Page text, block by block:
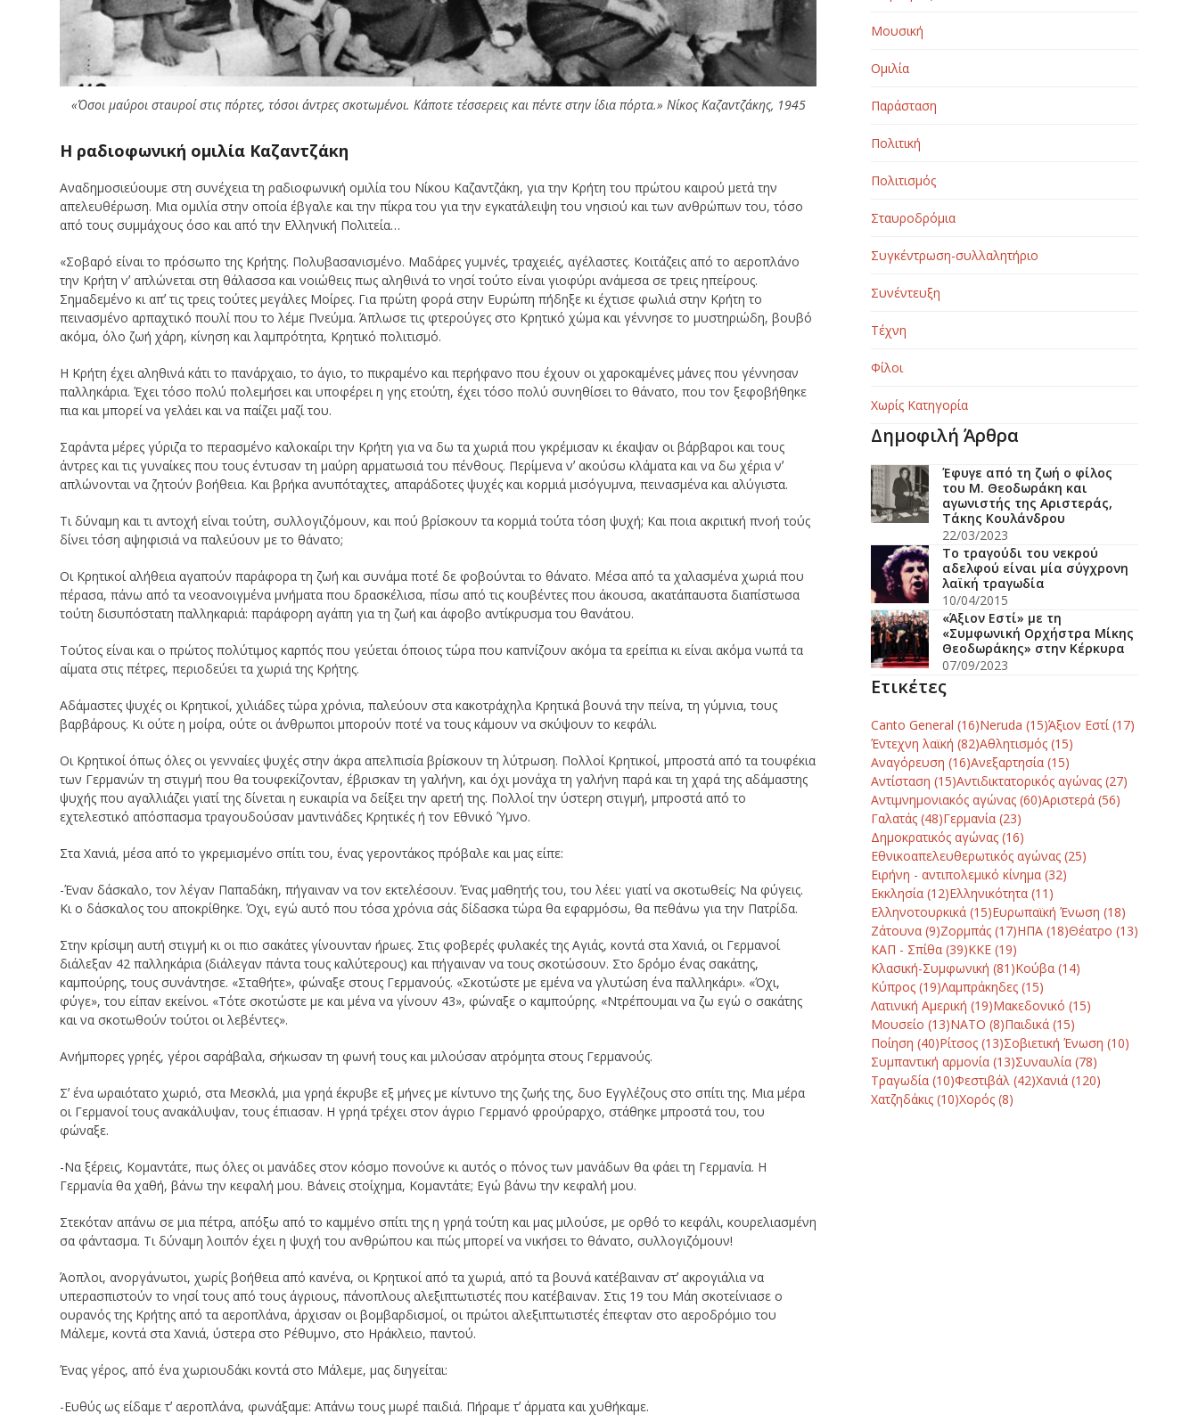
«Όσοι μαύροι σταυροί στις πόρτες, τόσοι άντρες σκοτωμένοι. Κάποτε τέσσερεις και πέντε στην ίδια πόρτα.» Νίκος Καζαντζάκης, 1945
Η ραδιοφωνική ομιλία Καζαντζάκη
Αναδημοσιεύουμε στη συνέχεια τη ραδιοφωνική ομιλία του Νίκου Καζαντζάκη, για την Κρήτη του πρώτου καιρού μετά την
απελευθέρωση. Μια ομιλία στην οποία έβγαλε και την πίκρα του για την εγκατάλειψη του νησιού και των ανθρώπων του, τόσο
από τους συμμάχους όσο και από την Ελληνική Πολιτεία…
«Σοβαρό είναι το πρόσωπο της Κρήτης. Πολυβασανισμένο. Μαδάρες γυμνές, τραχειές, αγέλαστες. Κοιτάζεις από το αεροπλάνο
την Κρήτη νʼ απλώνεται στη θάλασσα και νοιώθεις πως αληθινά το νησί τούτο είναι γιοφύρι ανάμεσα σε τρεις ηπείρους.
Σημαδεμένο κι απʼ τις τρεις τούτες μεγάλες Μοίρες. Για πρώτη φορά στην Ευρώπη πήδηξε κι έχτισε φωλιά στην Κρήτη το
πεινασμένο αρπαχτικό πουλί που το λέμε Πνεύμα. Άπλωσε τις φτερούγες στο Κρητικό χώμα και γέννησε το μυστηριώδη, βουβό
ακόμα, όλο ζωή χάρη, κίνηση και λαμπρότητα, Κρητικό πολιτισμό.
Η Κρήτη έχει αληθινά κάτι το πανάρχαιο, το άγιο, το πικραμένο και περήφανο που έχουν οι χαροκαμένες μάνες που γέννησαν
παλληκάρια. Έχει τόσο πολύ πολεμήσει και υποφέρει η γης ετούτη, έχει τόσο πολύ συνηθίσει το θάνατο, που τον ξεφοβήθηκε
πια και μπορεί να γελάει και να παίζει μαζί του.
Σαράντα μέρες γύριζα το περασμένο καλοκαίρι την Κρήτη για να δω τα χωριά που γκρέμισαν κι έκαψαν οι βάρβαροι και τους
άντρες και τις γυναίκες που τους έντυσαν τη μαύρη αρματωσιά του πένθους. Περίμενα νʼ ακούσω κλάματα και να δω χέρια νʼ
απλώνονται να ζητούν βοήθεια. Και βρήκα ανυπόταχτες, απαράδοτες ψυχές και κορμιά μισόγυμνα, πεινασμένα και αλύγιστα.
Τι δύναμη και τι αντοχή είναι τούτη, συλλογιζόμουν, και πού βρίσκουν τα κορμιά τούτα τόση ψυχή; Και ποια ακριτική πνοή τούς
δίνει τόση αψηφισιά να παλεύουν με το θάνατο;
Οι Κρητικοί αλήθεια αγαπούν παράφορα τη ζωή και συνάμα ποτέ δε φοβούνται το θάνατο. Μέσα από τα χαλασμένα χωριά που
πέρασα, πάνω από τα νεοανοιγμένα μνήματα που δρασκέλισα, πίσω από τις κουβέντες που άκουσα, ακατάπαυστα διαπίστωσα
τούτη δισυπόστατη παλληκαριά: παράφορη αγάπη για τη ζωή και άφοβο αντίκρυσμα του θανάτου.
Τούτος είναι και ο πρώτος πολύτιμος καρπός που γεύεται όποιος τώρα που καπνίζουν ακόμα τα ερείπια κι είναι ακόμα νωπά τα
αίματα στις πέτρες, περιοδεύει τα χωριά της Κρήτης.
Αδάμαστες ψυχές οι Κρητικοί, χιλιάδες τώρα χρόνια, παλεύουν στα κακοτράχηλα Κρητικά βουνά την πείνα, τη γύμνια, τους
βαρβάρους. Κι ούτε η μοίρα, ούτε οι άνθρωποι μπορούν ποτέ να τους κάμουν να σκύψουν το κεφάλι.
Οι Κρητικοί όπως όλες οι γενναίες ψυχές στην άκρα απελπισία βρίσκουν τη λύτρωση. Πολλοί Κρητικοί, μπροστά από τα τουφέκια
των Γερμανών τη στιγμή που θα τουφεκίζονταν, έβρισκαν τη γαλήνη, και όχι μονάχα τη γαλήνη παρά και τη χαρά της αδάμαστης
ψυχής που αγαλλιάζει γιατί της δίνεται η ευκαιρία να δείξει την αρετή της. Πολλοί την ύστερη στιγμή, μπροστά από το
εχτελεστικό απόσπασμα τραγουδούσαν μαντινάδες Κρητικές ή τον Εθνικό Ύμνο.
Στα Χανιά, μέσα από το γκρεμισμένο σπίτι του, ένας γεροντάκος πρόβαλε και μας είπε:
-Έναν δάσκαλο, τον λέγαν Παπαδάκη, πήγαιναν να τον εκτελέσουν. Ένας μαθητής του, του λέει: γιατί να σκοτωθείς; Να φύγεις.
Κι ο δάσκαλος του αποκρίθηκε. Όχι, εγώ αυτό που τόσα χρόνια σάς δίδασκα τώρα θα εφαρμόσω, θα πεθάνω για την Πατρίδα.
Στην κρίσιμη αυτή στιγμή κι οι πιο σακάτες γίνουνταν ήρωες. Στις φοβερές φυλακές της Αγιάς, κοντά στα Χανιά, οι Γερμανοί
διάλεξαν 42 παλληκάρια (διάλεγαν πάντα τους καλύτερους) και πήγαιναν να τους σκοτώσουν. Στο δρόμο ένας σακάτης,
καμπούρης, τους συνάντησε. «Σταθήτε», φώναξε στους Γερμανούς. «Σκοτώστε με εμένα να γλυτώση ένα παλληκάρι». «Όχι,
φύγε», του είπαν εκείνοι. «Τότε σκοτώστε με και μένα να γίνουν 43», φώναξε ο καμπούρης. «Ντρέπουμαι να ζω εγώ ο σακάτης
και να σκοτωθούν τούτοι οι λεβέντες».
Ανήμπορες γρηές, γέροι σαράβαλα, σήκωσαν τη φωνή τους και μιλούσαν ατρόμητα στους Γερμανούς.
Σʼ ένα ωραιότατο χωριό, στα Μεσκλά, μια γρηά έκρυβε εξ μήνες με κίντυνο της ζωής της, δυο Εγγλέζους στο σπίτι της. Μια μέρα
οι Γερμανοί τους ανακάλυψαν, τους έπιασαν. Η γρηά τρέχει στον άγριο Γερμανό φρούραρχο, στάθηκε μπροστά του, του
φώναξε.
-Να ξέρεις, Κομαντάτε, πως όλες οι μανάδες στον κόσμο πονούνε κι αυτός ο πόνος των μανάδων θα φάει τη Γερμανία. Η
Γερμανία θα χαθή, βάνω την κεφαλή μου. Βάνεις στοίχημα, Κομαντάτε; Εγώ βάνω την κεφαλή μου.
Στεκόταν απάνω σε μια πέτρα, απόξω από το καμμένο σπίτι της η γρηά τούτη και μας μιλούσε, με ορθό το κεφάλι, κουρελιασμένη
σα φάντασμα. Τι δύναμη λοιπόν έχει η ψυχή του ανθρώπου και πώς μπορεί να νικήσει το θάνατο, συλλογιζόμουν!
Άοπλοι, ανοργάνωτοι, χωρίς βοήθεια από κανένα, οι Κρητικοί από τα χωριά, από τα βουνά κατέβαιναν στʼ ακρογιάλια να
υπερασπιστούν το νησί τους από τους άγριους, πάνοπλους αλεξιπτωτιστές που κατέβαιναν. Στις 19 του Μάη σκοτείνιασε ο
ουρανός της Κρήτης από τα αεροπλάνα, άρχισαν οι βομβαρδισμοί, οι πρώτοι αλεξιπτωτιστές έπεφταν στο αεροδρόμιο του
Μάλεμε, κοντά στα Χανιά, ύστερα στο Ρέθυμνο, στο Ηράκλειο, παντού.
Ένας γέρος, από ένα χωριουδάκι κοντά στο Μάλεμε, μας διηγείται:
-Ευθύς ως είδαμε τʼ αεροπλάνα, φωνάξαμε: Απάνω τους μωρέ παιδιά. Πήραμε τʼ άρματα και χυθήκαμε.
Μουσική
Ομιλία
Παράσταση
Πολιτική
Πολιτισμός
Σταυροδρόμια
Συγκέντρωση-συλλαλητήριο
Συνέντευξη
Τέχνη
Φίλοι
Χωρίς Κατηγορία
Δημοφιλή Άρθρα
Έφυγε από τη ζωή ο φίλος
του Μ. Θεοδωράκη και
αγωνιστής της Αριστεράς,
Τάκης Κουλάνδρου
22/03/2023
Το τραγούδι του νεκρού
αδελφού είναι μία σύγχρονη
λαϊκή τραγωδία
10/04/2015
«Άξιον Εστί» με τη
«Συμφωνική Ορχήστρα Μίκης
Θεοδωράκης» στην Κέρκυρα
07/09/2023
Ετικέτες
Canto General (16)Neruda (15)Άξιον Εστί(17)
Έντεχνη λαϊκή (82)Αθλητισμός(15)
Αναγόρευση (16)Ανεξαρτησία(15)
Αντίσταση (15)Αντιδικτατορικός αγώνας(27)
Αντιμνημονιακός αγώνας(60)Αριστερά(56)
Γαλατάς(48)Γερμανία(23)
Δημοκρατικός αγώνας(16)
Εθνικοαπελευθερωτικός αγώνας(25)
Ειρήνη - αντιπολεμικό κίνημα(32)
Εκκλησία(12)Ελληνικότητα(11)
Ελληνοτουρκικά(15)Ευρωπαϊκή Ένωση (18)
Ζάτουνα(9)Ζορμπάς(17)ΗΠΑ(18)Θέατρο (13)
ΚΑΠ - Σπίθα(39)ΚΚΕ(19)
Κλασική-Συμφωνική (81)Κούβα(14)
Κύπρος(19)Λαμπράκηδες(15)
Λατινική Αμερική (19)Μακεδονικό (15)
Μουσείο (13)ΝΑΤΟ (8)Παιδικά(15)
Ποίηση (40)Ρίτσος(13)Σοβιετική Ένωση (10)
Συμπαντική αρμονία(13)Συναυλία(78)
Τραγωδία(10)Φεστιβάλ(42)Χανιά(120)
Χατζηδάκις(10)Χορός(8)